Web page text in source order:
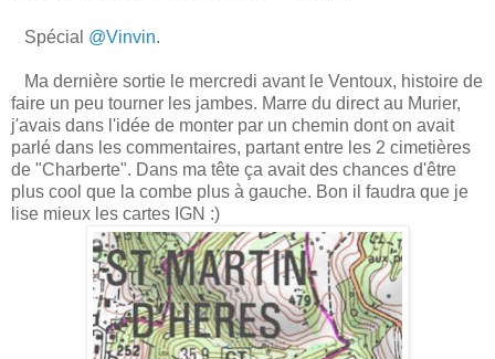
Spécial @Vinvin.
Ma dernière sortie le mercredi avant le Ventoux, histoire de
faire un peu tourner les jambes. Marre du direct au Murier,
j'avais dans l'idée de monter par un chemin dont on avait
parlé dans les commentaires, partant entre les 2 cimetières
de "Charberte". Dans ma tête ça avait des chances d'être
plus cool que la combe plus à gauche. Bon il faudra que je
lise mieux les cartes IGN :)